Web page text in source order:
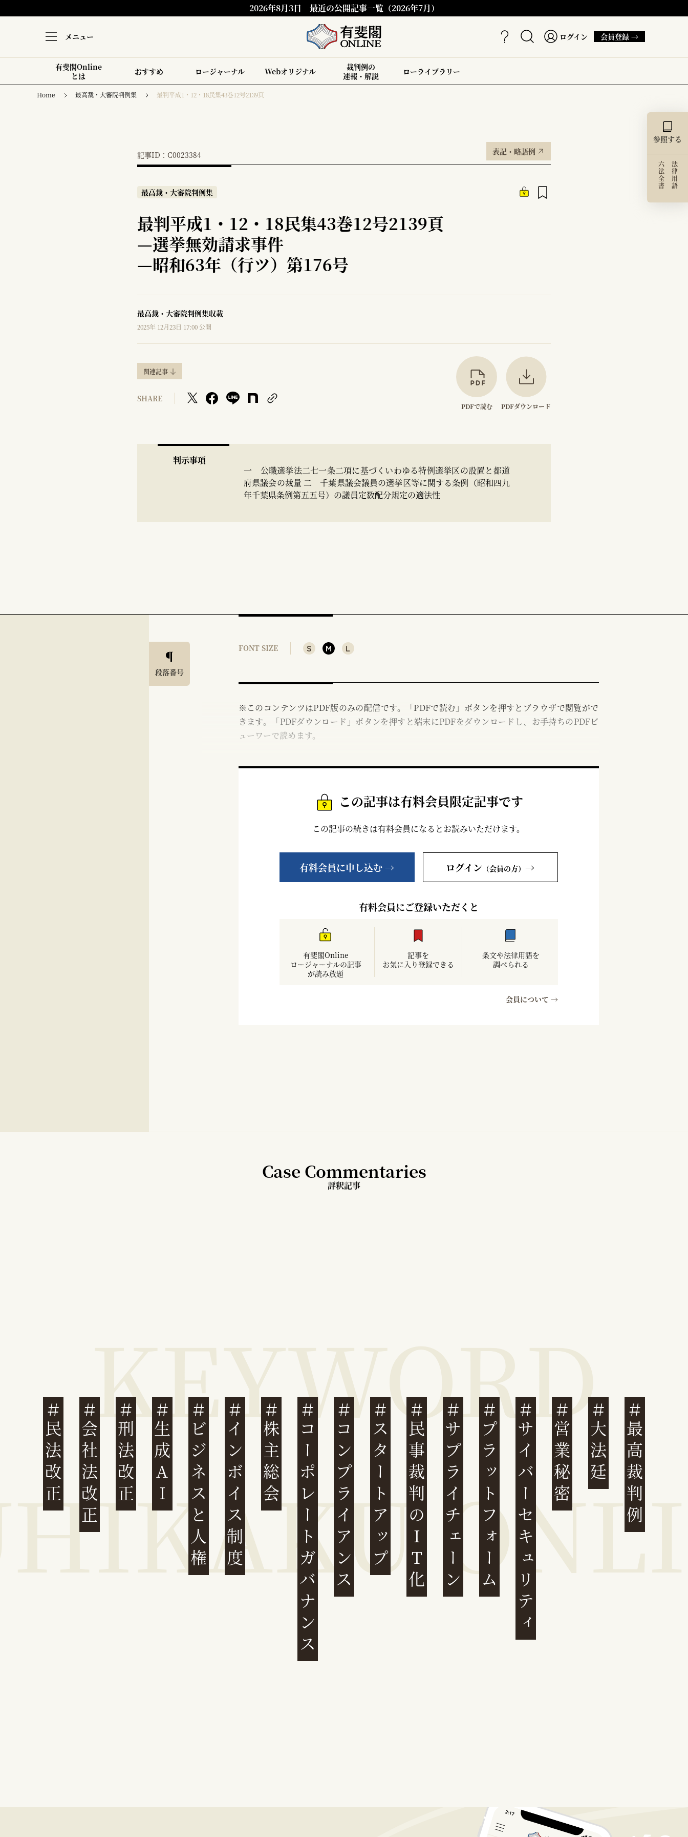
2026年8月3日 最近の公開記事一覧（2026年7月）
メニュー ログイン 会員登録 →
有斐閣Online
とは
おすすめ ロージャーナル Webオリジナル
裁判例の
速報・解説
ローライブラリー
Home 最高裁・大審院判例集 最判平成1・12・18民集43巻12号2139頁
記事ID：C0023384 表記・略語例
最高裁・大審院判例集
最判平成1・12・18民集43巻12号2139頁
—選挙無効請求事件
—昭和63年（行ツ）第176号
最高裁・大審院判例集収載
2025年 12月23日 17:00 公開
関連記事
SHARE
PDFで読む PDFダウンロード
判示事項
一 公職選挙法二七一条二項に基づくいわゆる特例選挙区の設置と都道
府県議会の裁量 二 千葉県議会議員の選挙区等に関する条例（昭和四九
年千葉県条例第五五号）の議員定数配分規定の適法性
参照する
法律用語
六法全書
段落番号
FONT SIZE S M L
※このコンテンツはPDF版のみの配信です。「PDFで読む」ボタンを押すとブラウザで閲覧がで
きます。「PDFダウンロード」ボタンを押すと端末にPDFをダウンロードし、お手持ちのPDFビ
ューワーで読めます。
この記事は有料会員限定記事です
この記事の続きは有料会員になるとお読みいただけます。
有料会員に申し込む → ログイン （会員の方） →
有料会員にご登録いただくと
有斐閣Online
ロージャーナルの記事
が読み放題
記事を
お気に入り登録できる
条文や法律用語を
調べられる
会員について →
Case Commentaries
評釈記事
民法改正 会社法改正 刑法改正 生成AI ビジネスと人権インボイス制度 株主総会 コーポレートガバナンスコンプライアンススタートアップ民事裁判のIT化サプライチェーンプラットフォームサイバーセキュリティ 営業秘密 大法廷 最高裁判例